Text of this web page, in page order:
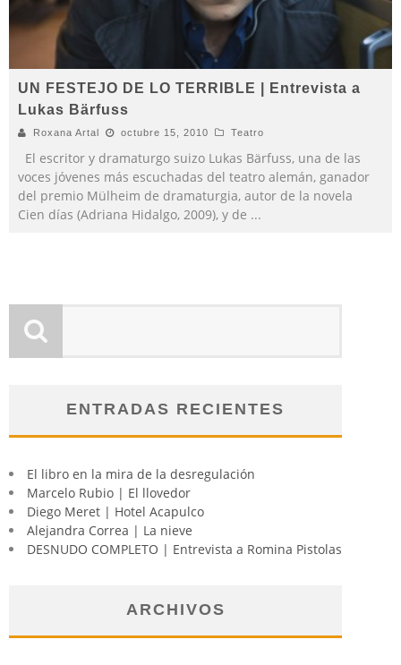
UN FESTEJO DE LO TERRIBLE | Entrevista a
Lukas Bärfuss
Roxana Artal octubre 15, 2010 Teatro
El escritor y dramaturgo suizo Lukas Bärfuss, una de las
voces jóvenes más escuchadas del teatro alemán, ganador
del premio Mülheim de dramaturgia, autor de la novela
Cien días (Adriana Hidalgo, 2009), y de ...
ENTRADAS RECIENTES
El libro en la mira de la desregulación
Marcelo Rubio | El llovedor
Diego Meret | Hotel Acapulco
Alejandra Correa | La nieve
DESNUDO COMPLETO | Entrevista a Romina Pistolas
ARCHIVOS